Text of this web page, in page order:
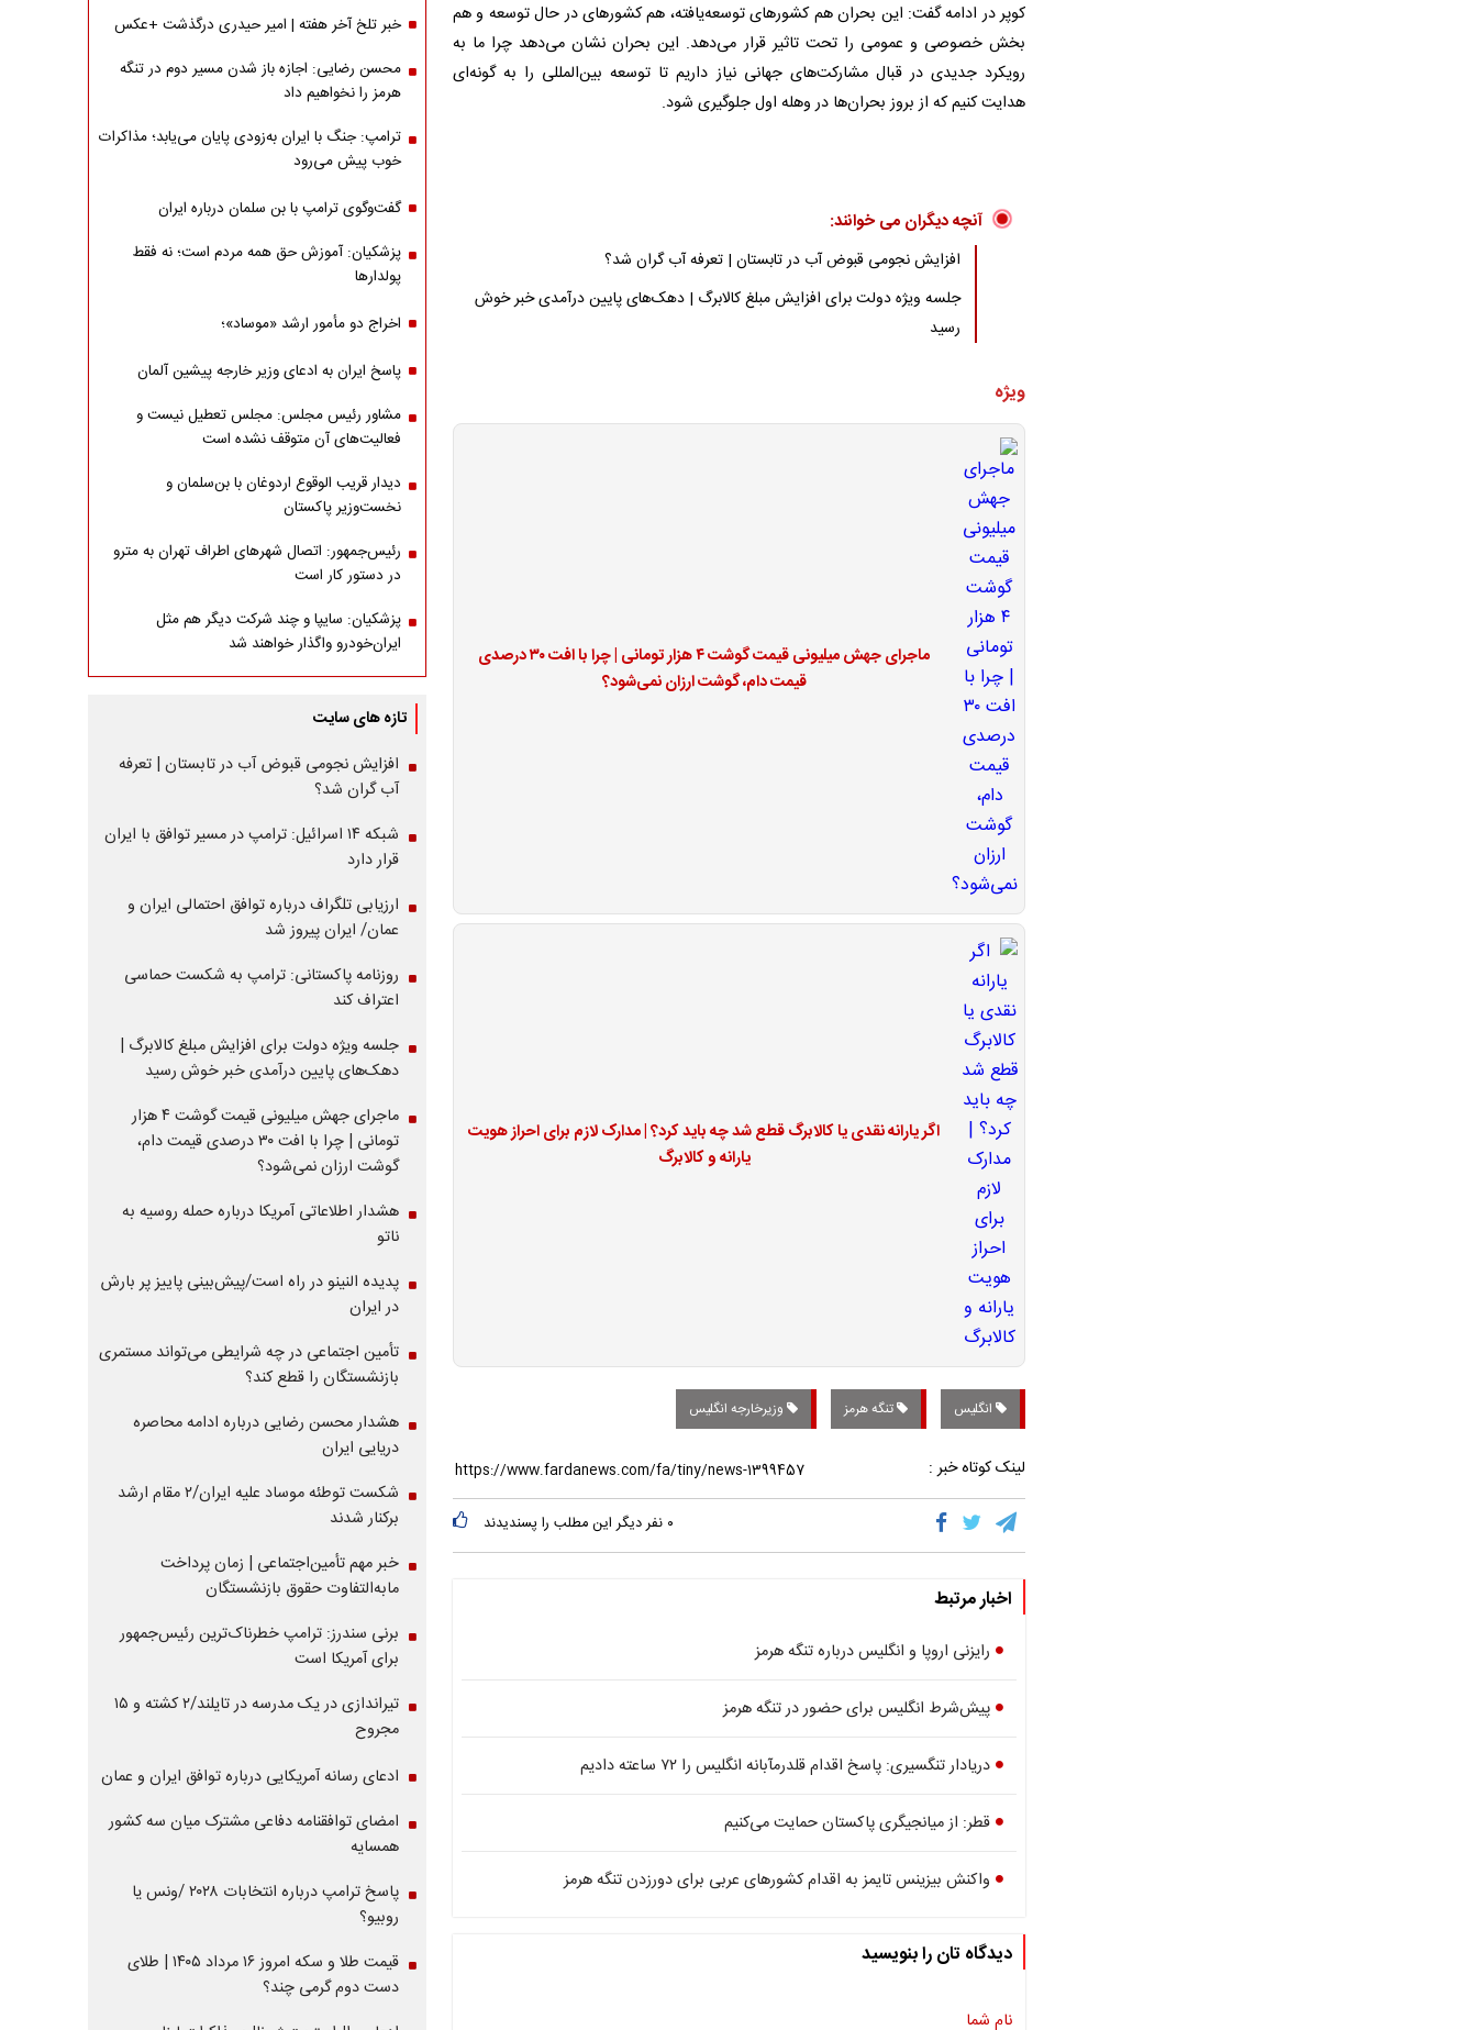
کوپر در ادامه گفت: این بحران هم کشورهای توسعه‌یافته، هم کشورهای در حال توسعه و هم
بخش خصوصی و عمومی را تحت تاثیر قرار می‌دهد. این بحران نشان می‌دهد چرا ما به
رویکرد جدیدی در قبال مشارکت‌های جهانی نیاز داریم تا توسعه بین‌المللی را به گونه‌ای
هدایت کنیم که از بروز بحران‌ها در وهله اول جلوگیری شود.
آنچه دیگران می خوانند:
افزایش نجومی قبوض آب در تابستان | تعرفه آب گران شد؟
جلسه ویژه دولت برای افزایش مبلغ کالابرگ | دهک‌های پایین درآمدی خبر خوش
رسید
ویژه
ماجرای جهش میلیونی قیمت گوشت ۴ هزار تومانی | چرا با افت ۳۰ درصدی
قیمت دام، گوشت ارزان نمی‌شود؟
اگر یارانه نقدی یا کالابرگ قطع شد چه باید کرد؟ | مدارک لازم برای احراز هویت
یارانه و کالابرگ
انگلیس تنگه هرمز وزیرخارجه انگلیس
لینک کوتاه خبر :
۰ نفر دیگر این مطلب را پسندیدند
اخبار مرتبط
رایزنی اروپا و انگلیس درباره تنگه هرمز
پیش‌شرط انگلیس برای حضور در تنگه هرمز
دریادار تنگسیری: پاسخ اقدام قلدرمآبانه انگلیس را ۷۲ ساعته دادیم
قطر: از میانجیگری پاکستان حمایت می‌کنیم
واکنش بیزینس تایمز به اقدام کشورهای عربی برای دورزدن تنگه هرمز
دیدگاه تان را بنویسید
نام شما
خبر تلخ آخر هفته | امیر حیدری درگذشت +عکس
محسن رضایی: اجازه باز شدن مسیر دوم در تنگه
هرمز را نخواهیم داد
ترامپ: جنگ با ایران به‌زودی پایان می‌یابد؛ مذاکرات
خوب پیش می‌رود
گفت‌وگوی ترامپ با بن سلمان درباره ایران
پزشکیان: آموزش حق همه مردم است؛ نه فقط
پولدارها
اخراج دو مأمور ارشد «موساد»؛
پاسخ ایران به ادعای وزیر خارجه پیشین آلمان
مشاور رئیس مجلس: مجلس تعطیل نیست و
فعالیت‌های آن متوقف نشده است
دیدار قریب الوقوع اردوغان با بن‌سلمان و
نخست‌وزیر پاکستان
رئیس‌جمهور: اتصال شهرهای اطراف تهران به مترو
در دستور کار است
پزشکیان: سایپا و چند شرکت دیگر هم مثل
ایران‌خودرو واگذار خواهند شد
تازه های سایت
افزایش نجومی قبوض آب در تابستان | تعرفه
آب گران شد؟
شبکه ۱۴ اسرائیل: ترامپ در مسیر توافق با ایران
قرار دارد
ارزیابی تلگراف درباره توافق احتمالی ایران و
عمان/ ایران پیروز شد
روزنامه پاکستانی: ترامپ به شکست حماسی
اعتراف کند
جلسه ویژه دولت برای افزایش مبلغ کالابرگ |
دهک‌های پایین درآمدی خبر خوش رسید
ماجرای جهش میلیونی قیمت گوشت ۴ هزار
تومانی | چرا با افت ۳۰ درصدی قیمت دام،
گوشت ارزان نمی‌شود؟
هشدار اطلاعاتی آمریکا درباره حمله روسیه به
ناتو
پدیده النینو در راه است/پیش‌بینی پاییز پر بارش
در ایران
تأمین اجتماعی در چه شرایطی می‌تواند مستمری
بازنشستگان را قطع کند؟
هشدار محسن رضایی درباره ادامه محاصره
دریایی ایران
شکست توطئه موساد علیه ایران/۲ مقام‌ ارشد
برکنار شدند
خبر مهم تأمین‌اجتماعی | زمان پرداخت
مابه‌التفاوت حقوق بازنشستگان
برنی سندرز: ترامپ خطرناک‌ترین رئیس‌جمهور
برای آمریکا است
تیراندازی در یک مدرسه در تایلند/۲ کشته و ۱۵
مجروح
ادعای رسانه آمریکایی درباره توافق ایران و عمان
امضای توافقنامه دفاعی مشترک میان سه کشور
همسایه
پاسخ ترامپ درباره انتخابات ۲۰۲۸ /ونس یا
روبیو؟
قیمت طلا و سکه امروز ۱۶ مرداد ۱۴۰۵ | طلای
دست دوم گرمی چند؟